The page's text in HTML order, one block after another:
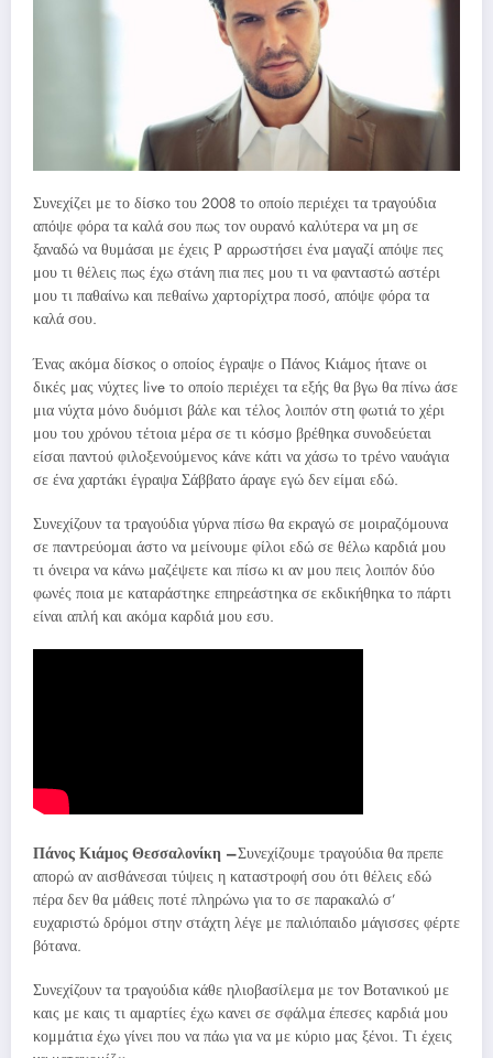
Συνεχίζει με το δίσκο του 2008 το οποίο περιέχει τα τραγούδια
απόψε φόρα τα καλά σου πως τον ουρανό καλύτερα να μη σε
ξαναδώ να θυμάσαι με έχεις Ρ αρρωστήσει ένα μαγαζί απόψε πες
μου τι θέλεις πως έχω στάνη πια πες μου τι να φανταστώ αστέρι
μου τι παθαίνω και πεθαίνω χαρτορίχτρα ποσό, απόψε φόρα τα
καλά σου.
Ένας ακόμα δίσκος ο οποίος έγραψε ο Πάνος Κιάμος ήτανε οι
δικές μας νύχτες live το οποίο περιέχει τα εξής θα βγω θα πίνω άσε
μια νύχτα μόνο δυόμισι βάλε και τέλος λοιπόν στη φωτιά το χέρι
μου του χρόνου τέτοια μέρα σε τι κόσμο βρέθηκα συνοδεύεται
είσαι παντού φιλοξενούμενος κάνε κάτι να χάσω το τρένο ναυάγια
σε ένα χαρτάκι έγραψα Σάββατο άραγε εγώ δεν είμαι εδώ.
Συνεχίζουν τα τραγούδια γύρνα πίσω θα εκραγώ σε μοιραζόμουνα
σε παντρεύομαι άστο να μείνουμε φίλοι εδώ σε θέλω καρδιά μου
τι όνειρα να κάνω μαζέψετε και πίσω κι αν μου πεις λοιπόν δύο
φωνές ποια με καταράστηκε επηρεάστηκα σε εκδικήθηκα το πάρτι
είναι απλή και ακόμα καρδιά μου εσυ.
Πάνος Κιάμος Θεσσαλονίκη –Συνεχίζουμε τραγούδια θα πρεπε
απορώ αν αισθάνεσαι τύψεις η καταστροφή σου ότι θέλεις εδώ
πέρα δεν θα μάθεις ποτέ πληρώνω για το σε παρακαλώ σ’
ευχαριστώ δρόμοι στην στάχτη λέγε με παλιόπαιδο μάγισσες φέρτε
βότανα.
Συνεχίζουν τα τραγούδια κάθε ηλιοβασίλεμα με τον Βοτανικού με
καις με καις τι αμαρτίες έχω κανει σε σφάλμα έπεσες καρδιά μου
κομμάτια έχω γίνει που να πάω για να με κύριο μας ξένοι. Τι έχεις